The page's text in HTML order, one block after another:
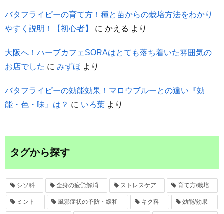
バタフライピーの育て方！種と苗からの栽培方法をわかり
やすく説明！【初心者】
に かえる より
大阪へ！ハーブカフェSORAはとても落ち着いた雰囲気の
お店でした に みずほ より
バタフライピーの効能効果！マロウブルーとの違い『効
能・色・味』は？ に いろ葉 より
タグから探す
シソ科 全身の疲労解消 ストレスケア 育て方/栽培
ミント 風邪症状の予防・緩和 キク科 効能/効果